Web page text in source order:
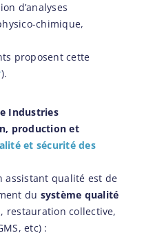
d’analyses
chimique,
proposent cette
).
Industries
production et
et sécurité des
assistant qualité est de
du système qualité
restauration collective,
etc) :